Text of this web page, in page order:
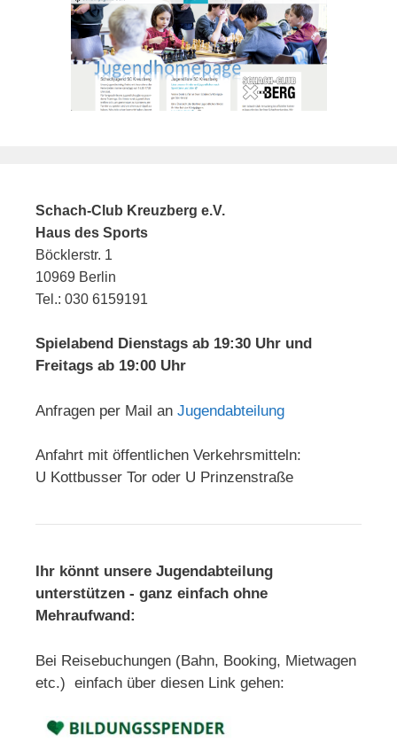
Schach-Club Kreuzberg e.V.
Haus des Sports
Böcklerstr. 1
10969 Berlin
Tel.: 030 6159191
Spielabend Dienstags ab 19:30 Uhr und
Freitags ab 19:00 Uhr
Anfragen per Mail an Jugendabteilung
Anfahrt mit öffentlichen Verkehrsmitteln:
U Kottbusser Tor oder U Prinzenstraße
Ihr könnt unsere Jugendabteilung
unterstützen - ganz einfach ohne
Mehraufwand:
Bei Reisebuchungen (Bahn, Booking, Mietwagen
etc.) einfach über diesen Link gehen: